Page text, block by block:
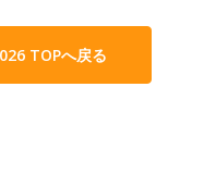
TOPへ戻る